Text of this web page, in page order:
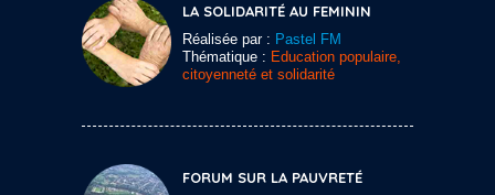
LA SOLIDARITÉ AU FEMININ
Réalisée par : Pastel FM
Thématique : Education populaire,
citoyenneté et solidarité
FORUM SUR LA PAUVRETÉ